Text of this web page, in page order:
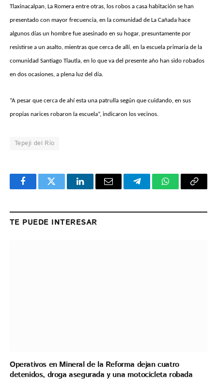
Tlaxinacalpan, La Romera entre otras, los robos a casa habitación se han
presentado con mayor frecuencia, en la comunidad de La Cañada hace
algunos días un hombre fue asesinado en su hogar, presuntamente por
resistirse a un asalto, mientras que cerca de allí, en la escuela primaria de la
comunidad Santiago Tlautla, en lo que va del presente año han sido robados
en dos ocasiones, a plena luz del día.
“A pesar que cerca de ahí esta una patrulla según que cuidando, en sus
propias narices robaron la escuela”, indicaron los vecinos.
Tepeji del Río
FacebookTwitter LinkedInEmail TelegramWhatsApp
Copy
TE PUEDE INTERESAR
Operativos en Mineral de la Reforma dejan cuatro
detenidos, droga asegurada y una motocicleta robada